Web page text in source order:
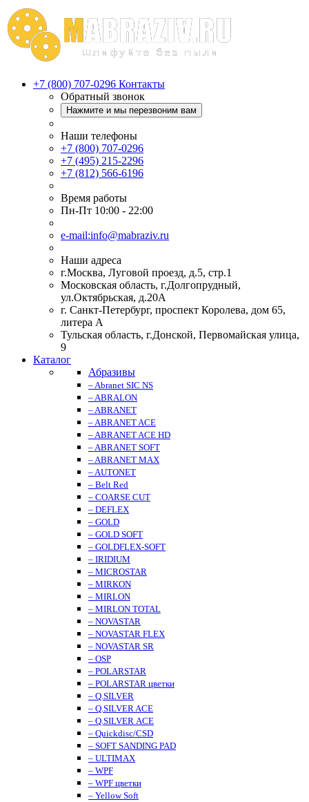
+7 (800) 707-0296 Контакты
Обратный звонок
Нажмите и мы перезвоним вам
Наши телефоны
+7 (800) 707-0296
+7 (495) 215-2296
+7 (812) 566-6196
Время работы
Пн-Пт 10:00 - 22:00
e-mail:info@mabraziv.ru
Наши адреса
г.Москва, Луговой проезд, д.5, стр.1
Московская область, г.Долгопрудный,
ул.Октябрьская, д.20А
г. Санкт-Петербург, проспект Королева, дом 65,
литера А
Тульская область, г.Донской, Первомайская улица,
9
Каталог
Абразивы
– Abranet SIC NS
– ABRALON
– ABRANET
– ABRANET ACE
– ABRANET ACE HD
– ABRANET SOFT
– ABRANET MAX
– AUTONET
– Belt Red
– COARSE CUT
– DEFLEX
– GOLD
– GOLD SOFT
– GOLDFLEX-SOFT
– IRIDIUM
– MICROSTAR
– MIRKON
– MIRLON
– MIRLON TOTAL
– NOVASTAR
– NOVASTAR FLEX
– NOVASTAR SR
– OSP
– POLARSTAR
– POLARSTAR цветки
– Q.SILVER
– Q.SILVER ACE
– Q.SILVER ACE
– Quickdisc/CSD
– SOFT SANDING PAD
– ULTIMAX
– WPF
– WPF цветки
– Yellow Soft